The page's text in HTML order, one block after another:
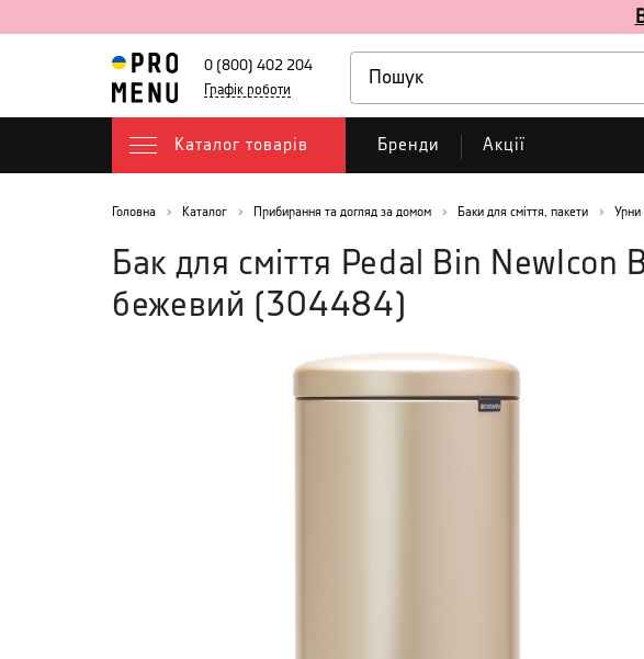
0 (800) 402 204
Графік роботи
Каталог товарів Бренди Акції
Головна Каталог Прибирання та догляд за домом Баки для сміття, пакети Урни
Бак для сміття Pedal Bin
бежевий ( 304484)